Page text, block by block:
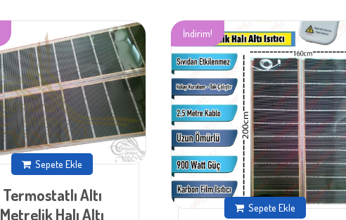
Sepete Ekle
Termostatlı Altı
Metrelik Halı Altı
İndirim!
Sepete Ekle